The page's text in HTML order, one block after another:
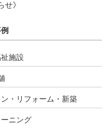
せ》
施設
・リフォーム・新築
ニング